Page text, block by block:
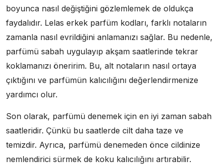
boyunca nasıl değiştiğini gözlemlemek de oldukça
faydalıdır. Lelas erkek parfüm kodları, farklı notaların
zamanla nasıl evrildiğini anlamanızı sağlar. Bu nedenle,
parfümü sabah uygulayıp akşam saatlerinde tekrar
koklamanızı öneririm. Bu, alt notaların nasıl ortaya
çıktığını ve parfümün kalıcılığını değerlendirmenize
yardımcı olur.
Son olarak, parfümü denemek için en iyi zaman sabah
saatleridir. Çünkü bu saatlerde cilt daha taze ve
temizdir. Ayrıca, parfümü denemeden önce cildinize
nemlendirici sürmek de koku kalıcılığını artırabilir.